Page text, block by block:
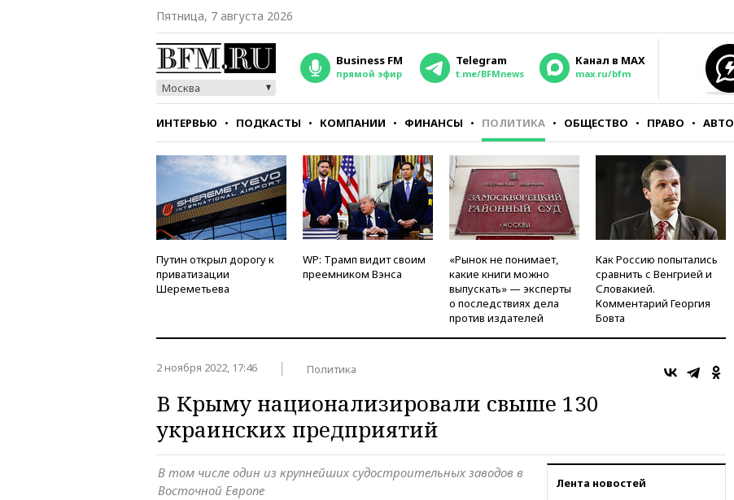
Пятница, 7 августа 2026
Москва
Business FM
прямой эфир
Telegram
t.me/BFMnews
Канал в MAX
max.ru/bfm
ИНТЕРВЬЮ ПОДКАСТЫ КОМПАНИИ ФИНАНСЫ ПОЛИТИКА ОБЩЕСТВО ПРАВО АВТО
СТИЛЬ ТЕСТЫ
Путин открыл дорогу к
приватизации
Шереметьева
WP: Трамп видит своим
преемником Вэнса
«Рынок не понимает,
какие книги можно
выпускать» — эксперты
о последствиях дела
против издателей
Как Россию попытались
сравнить с Венгрией и
Словакией.
Комментарий Георгия
Бовта
2 ноября 2022, 17:46 Политика
В Крыму национализировали свыше 130
украинских предприятий
Лента новостей
В том числе один из крупнейших судостроительных заводов в
Восточной Европе